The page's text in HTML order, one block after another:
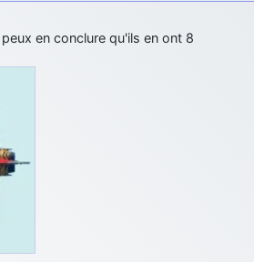
peux en conclure qu'ils en ont 8